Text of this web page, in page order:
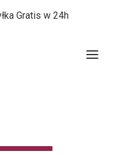
Gratis w 24h